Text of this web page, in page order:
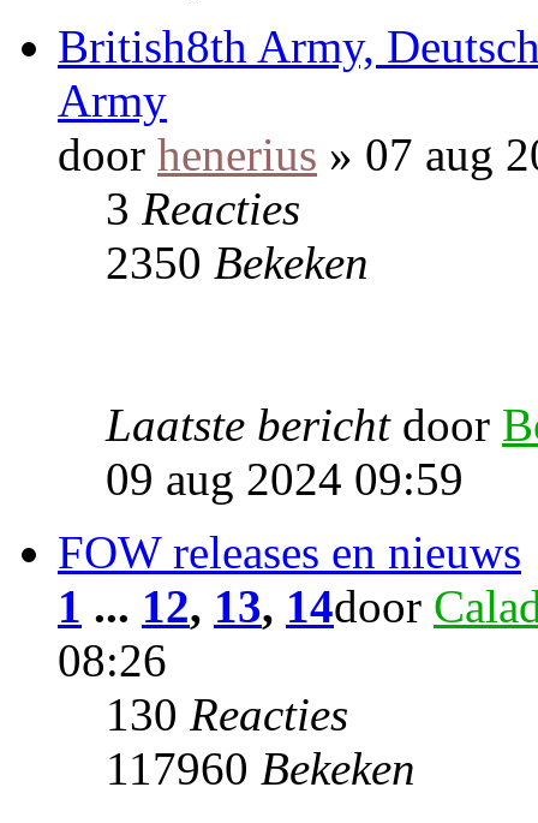
British8th Army,
Army
door henerius » 07 aug
3 Reacties
2350 Bekeken
Laatste bericht door
09 aug 2024 09:59
FOW releases en nieuws
1 ... 12, 13, 14door
08:26
130 Reacties
117960 Bekeken